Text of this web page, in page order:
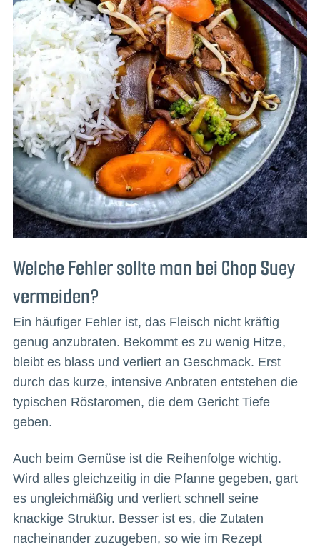
Welche Fehler sollte man bei Chop Suey
vermeiden?
Ein häufiger Fehler ist, das Fleisch nicht kräftig
genug anzubraten. Bekommt es zu wenig Hitze,
bleibt es blass und verliert an Geschmack. Erst
durch das kurze, intensive Anbraten entstehen die
typischen Röstaromen, die dem Gericht Tiefe
geben.
Auch beim Gemüse ist die Reihenfolge wichtig.
Wird alles gleichzeitig in die Pfanne gegeben, gart
es ungleichmäßig und verliert schnell seine
knackige Struktur. Besser ist es, die Zutaten
nacheinander zuzugeben, so wie im Rezept